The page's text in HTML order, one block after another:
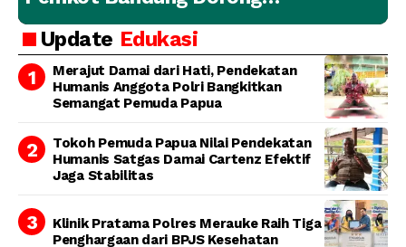
Penanganan Hewan yang
Bertanggung Jawab
Update Edukasi
Merajut Damai dari Hati, Pendekatan
Humanis Anggota Polri Bangkitkan
Semangat Pemuda Papua
Tokoh Pemuda Papua Nilai Pendekatan
Humanis Satgas Damai Cartenz Efektif
Jaga Stabilitas
Klinik Pratama Polres Merauke Raih Tiga
Penghargaan dari BPJS Kesehatan